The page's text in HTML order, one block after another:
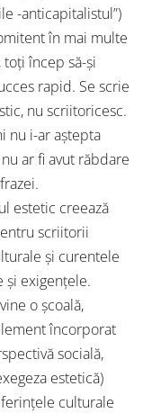
-anticapitalistul”)
în mai multe
încep să-şi
rapid. Se scrie
nu scriitoricesc.
nu i-ar aştepta
ar fi avut răbdare
estetic creează
scriitorii
şi curentele
şi exigenţele.
o şcoală,
încorporat
socială,
estetică)
culturale